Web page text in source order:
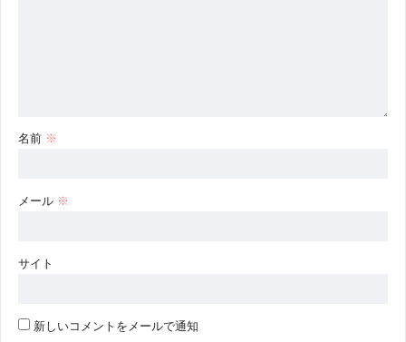
名前 ※
メール ※
サイト
新しいコメントをメールで通知